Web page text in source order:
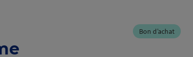
Bon d’achat